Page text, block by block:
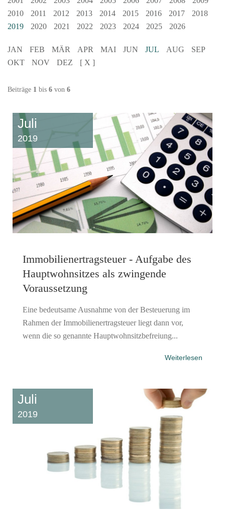
2010
2011 2012 2013 2014 2015 2016 2017
2018
2019
2020 2021 2022 2023 2024 2025 2026
JAN FEB MÄR APR MAI JUN JUL AUG
SEP
OKT
NOV DEZ [ X ]
Beiträge 1 bis 6 von 6
Juli
2019
Immobilienertragsteuer - Aufgabe des
Hauptwohnsitzes als zwingende
Voraussetzung
Eine bedeutsame Ausnahme von der Besteuerung im
Rahmen der Immobilienertragsteuer liegt dann vor,
wenn die so genannte Hauptwohnsitzbefreiung...
Weiterlesen
Juli
2019